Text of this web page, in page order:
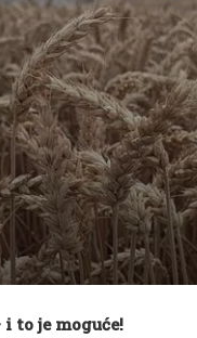
to je moguće!